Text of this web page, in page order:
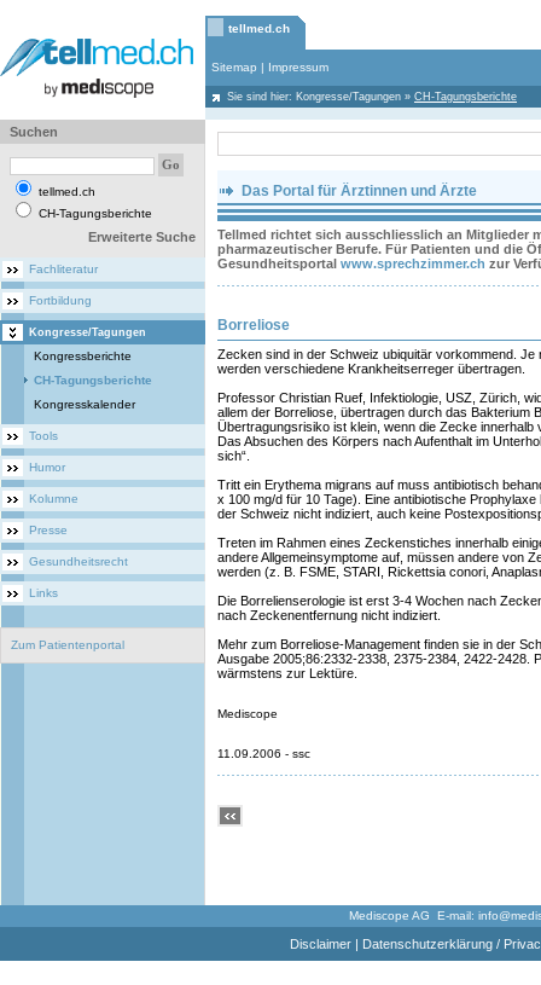
tellmed.ch
Sitemap | Impressum
Sie sind hier: Kongresse/Tagungen » CH-Tagungsberichte
Suchen
tellmed.ch
CH-Tagungsberichte
Erweiterte Suche
Fachliteratur
Fortbildung
Kongresse/Tagungen
Kongressberichte
CH-Tagungsberichte
Kongresskalender
Tools
Humor
Kolumne
Presse
Gesundheitsrecht
Links
Zum Patientenportal
Das Portal für Ärztinnen und Ärzte
Tellmed richtet sich ausschliesslich an Mitglieder
pharmazeutischer Berufe. Für Patienten und die
Gesundheitsportal www.sprechzimmer.ch zur
Borreliose
Zecken sind in der Schweiz ubiquitär vorkommend. Je
werden verschiedene Krankheitserreger übertragen.
Professor Christian Ruef, Infektiologie, USZ, Zürich,
allem der Borreliose, übertragen durch das Bakterium
Übertragungsrisiko ist klein, wenn die Zecke innerhalb
Das Absuchen des Körpers nach Aufenthalt im
sich“.
Tritt ein Erythema migrans auf muss antibiotisch
x 100 mg/d für 10 Tage). Eine antibiotische
der Schweiz nicht indiziert, auch keine
Treten im Rahmen eines Zeckenstiches innerhalb
andere Allgemeinsymptome auf, müssen andere von
werden (z. B. FSME, STARI, Rickettsia conori,
Die Borrelienserologie ist erst 3-4 Wochen nach
nach Zeckenentfernung nicht indiziert.
Mehr zum Borreliose-Management finden sie in der
Ausgabe 2005;86:2332-2338, 2375-2384, 2422-2428.
wärmstens zur Lektüre.
Mediscope
11.09.2006 - ssc
Mediscope AG E-mail:
Disclaimer| Datenschutzerklärung /